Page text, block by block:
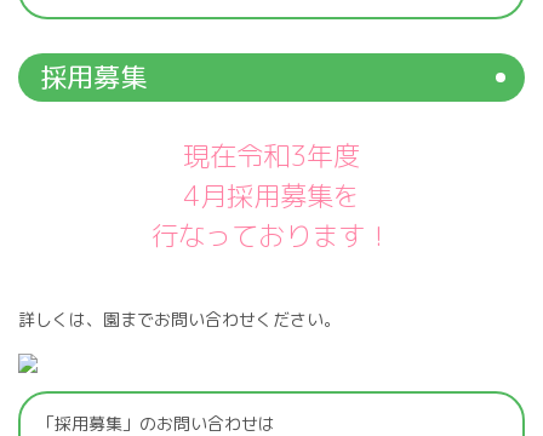
採用募集
現在令和3年度
4月採用募集を
行なっております！
詳しくは、園までお問い合わせください。
「採用募集」のお問い合わせは